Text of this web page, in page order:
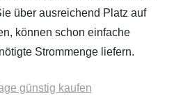
über ausreichend Platz auf
können schon einfache
Strommenge liefern.